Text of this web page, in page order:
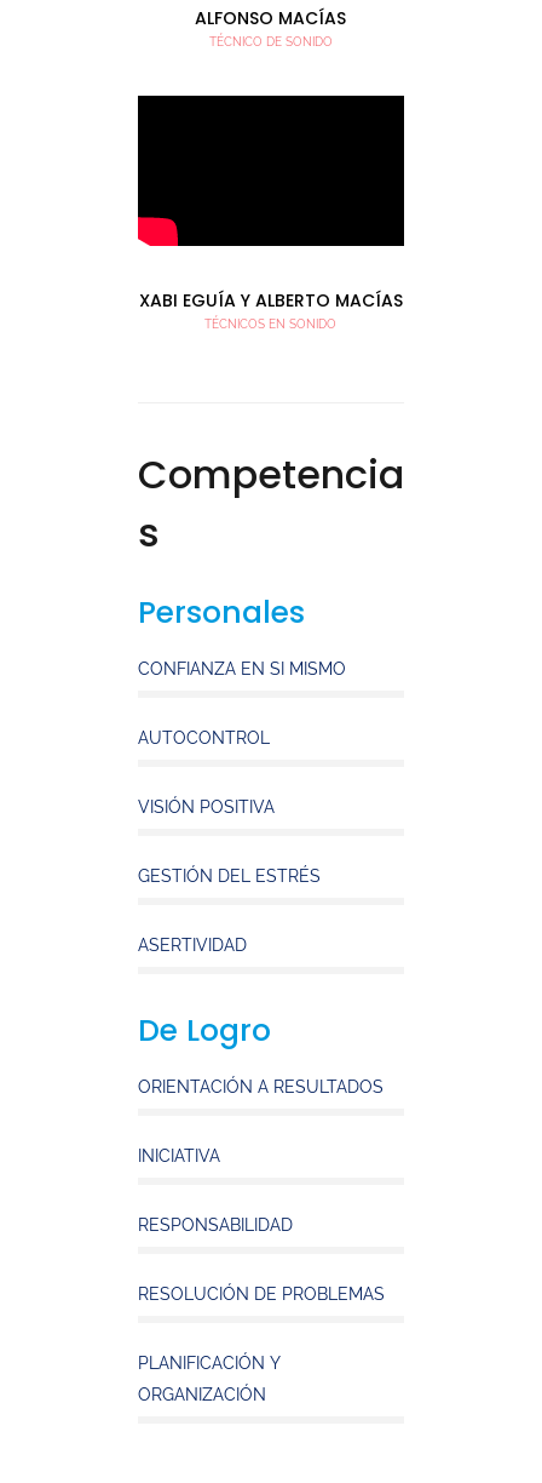
ALFONSO MACÍAS
TÉCNICO DE SONIDO
XABI EGUÍA Y ALBERTO MACÍAS
TÉCNICOS EN SONIDO
Competencia
s
Personales
CONFIANZA EN SI MISMO
AUTOCONTROL
VISIÓN POSITIVA
GESTIÓN DEL ESTRÉS
ASERTIVIDAD
De Logro
ORIENTACIÓN A RESULTADOS
INICIATIVA
RESPONSABILIDAD
RESOLUCIÓN DE PROBLEMAS
PLANIFICACIÓN Y
ORGANIZACIÓN